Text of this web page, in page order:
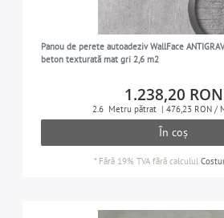
Panou de perete autoadeziv WallFace
beton texturată mat gri 2,6 m2
1.238,20
2.6 Metru pătrat | 476,23 RON /
În coș
* Fără 19% TVAfără calculul